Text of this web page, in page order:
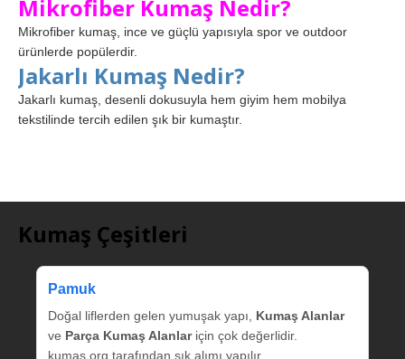
Mikrofiber Kumaş Nedir?
Mikrofiber kumaş, ince ve güçlü yapısıyla spor ve outdoor
ürünlerde popülerdir.
Jakarlı Kumaş Nedir?
Jakarlı kumaş, desenli dokusuyla hem giyim hem mobilya
tekstilinde tercih edilen şık bir kumaştır.
Kumaş Çeşitleri
Pamuk
Doğal liflerden gelen yumuşak yapı, Kumaş Alanlar
ve Parça Kumaş Alanlariçin çok değerlidir.
kumas.org tarafından sık alımı yapılır.